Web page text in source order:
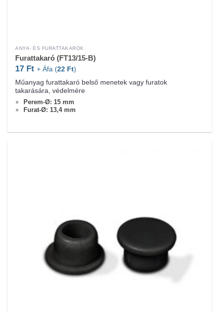
ANYA- ÉS FURATTAKARÓK
Furattakaró (FT13/15-B)
17 Ft + Áfa (22 Ft)
Műanyag furattakaró belső menetek vagy furatok
takarására, védelmére
Perem-Ø: 15 mm
Furat-Ø: 13,4 mm